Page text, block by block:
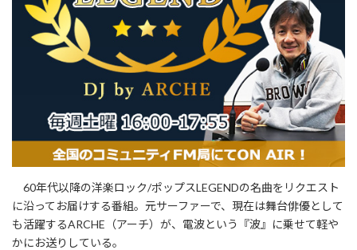
60年代以降の洋楽ロック/ポップスLEGENDの名曲をリクエスト
に沿ってお届けする番組。元サーファーで、現在は舞台俳優として
も活躍するARCHE（アーチ）が、電波という『波』に乗せて軽や
かにお送りしている。